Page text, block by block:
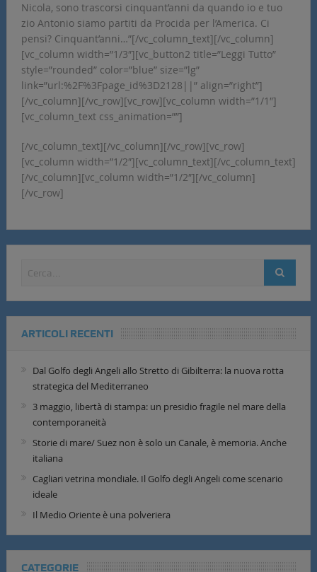
Nicola, sono trascorsi cinquant’anni da quando io e tuo
zio Antonio siamo partiti da Procida per l’America. Ci
pensi? Cinquant’anni…”[/vc_column_text][/vc_column]
[vc_column width=”1/3″][vc_button2 title=”Leggi Tutto”
style=”rounded” color=”blue” size=”lg”
link=”url:%2F%3Fpage_id%3D2128||” align=”right”]
[/vc_column][/vc_row][vc_row][vc_column width=”1/1″]
[vc_column_text css_animation=””]
[/vc_column_text][/vc_column][/vc_row][vc_row]
[vc_column width=”1/2″][vc_column_text][/vc_column_text]
[/vc_column][vc_column width=”1/2″][/vc_column]
[/vc_row]
ARTICOLI RECENTI
Dal Golfo degli Angeli allo Stretto di Gibilterra: la nuova rotta
strategica del Mediterraneo
3 maggio, libertà di stampa: un presidio fragile nel mare della
contemporaneità
Storie di mare/ Suez non è solo un Canale, è memoria. Anche
italiana
Cagliari vetrina mondiale. Il Golfo degli Angeli come scenario
ideale
Il Medio Oriente è una polveriera
CATEGORIE